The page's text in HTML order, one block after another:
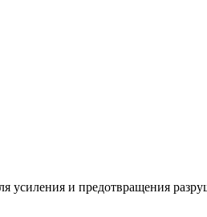
усиления и предотвращения